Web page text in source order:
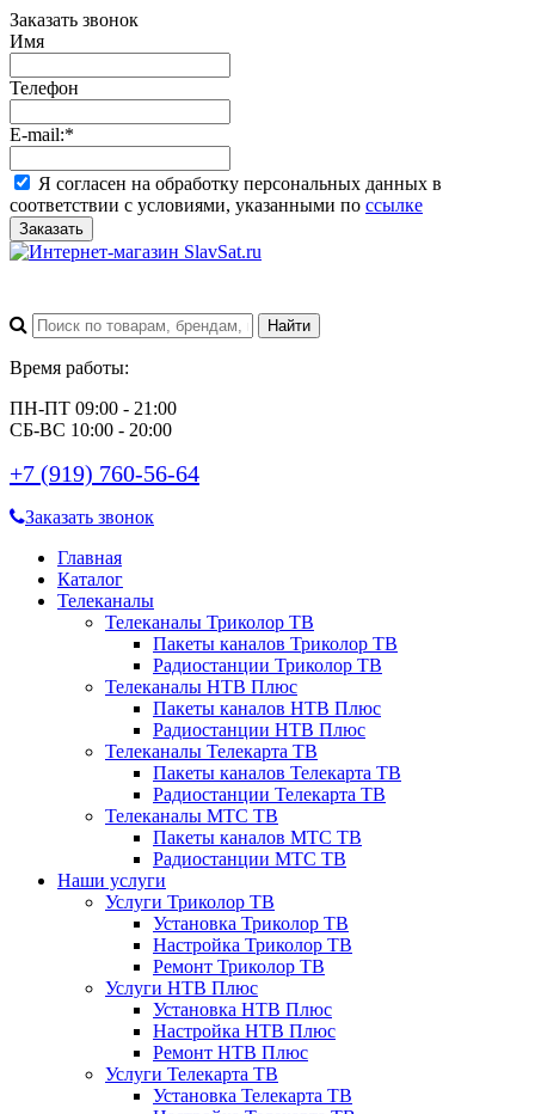
Заказать звонок
Имя
Телефон
E-mail:*
Я согласен на обработку персональных данных в
соответствии с условиями, указанными по ссылке
Заказать
Время работы:
ПН-ПТ 09:00 - 21:00
СБ-ВС 10:00 - 20:00
+7 (919) 760-56-64
Заказать звонок
Главная
Каталог
Телеканалы
Телеканалы Триколор ТВ
Пакеты каналов Триколор ТВ
Радиостанции Триколор ТВ
Телеканалы НТВ Плюс
Пакеты каналов НТВ Плюс
Радиостанции НТВ Плюс
Телеканалы Телекарта ТВ
Пакеты каналов Телекарта ТВ
Радиостанции Телекарта ТВ
Телеканалы МТС ТВ
Пакеты каналов МТС ТВ
Радиостанции МТС ТВ
Наши услуги
Услуги Триколор ТВ
Установка Триколор ТВ
Настройка Триколор ТВ
Ремонт Триколор ТВ
Услуги НТВ Плюс
Установка НТВ Плюс
Настройка НТВ Плюс
Ремонт НТВ Плюс
Услуги Телекарта ТВ
Установка Телекарта ТВ